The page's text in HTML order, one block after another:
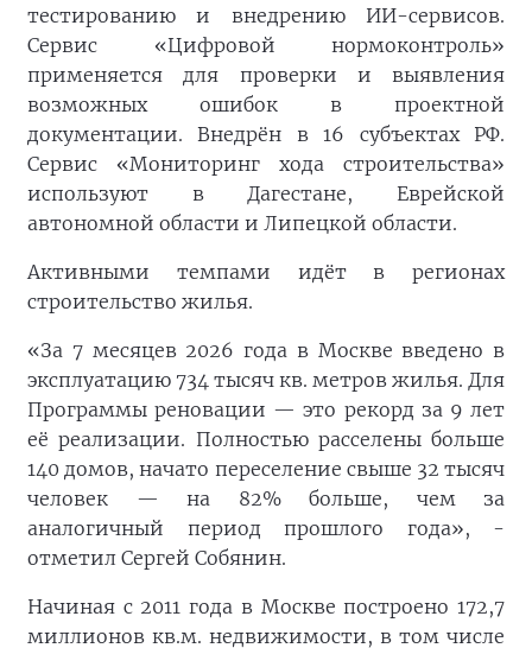
тестированию и внедрению ИИ-сервисов.
Сервис «Цифровой нормоконтроль»
применяется для проверки и выявления
возможных ошибок в проектной
документации. Внедрён в 16 субъектах РФ.
Сервис «Мониторинг хода строительства»
используют в Дагестане, Еврейской
автономной области и Липецкой области.
Активными темпами идёт в регионах
строительство жилья.
«За 7 месяцев 2026 года в Москве введено в
эксплуатацию 734 тысяч кв. метров жилья. Для
Программы реновации — это рекорд за 9 лет
её реализации. Полностью расселены больше
140 домов, начато переселение свыше 32 тысяч
человек — на 82% больше, чем за
аналогичный период прошлого года», -
отметил Сергей Собянин.
Начиная с 2011 года в Москве построено 172,7
миллионов кв.м. недвижимости, в том числе